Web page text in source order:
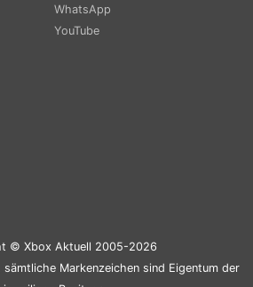
WhatsApp
YouTube
© Xbox Aktuell 2005-2026
Markenzeichen sind Eigentum der